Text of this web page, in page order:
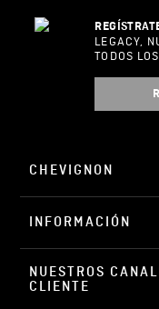
Correo
LEGACY,
TODOS
CHEVIGNON
INFORMACIÓN
NUESTROS
CLIENTE